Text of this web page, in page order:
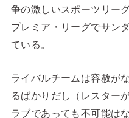
争の激しいスポーツリー
プレミア・リーグでサン
ている。
ライバルチームは容赦が
るばかりだし（レスター
ラブであっても不可能は